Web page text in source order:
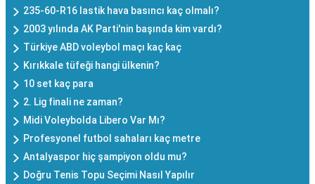
235-60-R16 lastik hava basıncı kaç olmalı?
2003 yılında AK Parti'nin başında kim vardı?
Türkiye ABD voleybol maçı kaç kaç
Kırıkkale tüfeği hangi ülkenin?
10 set kaç para
2. Lig finali ne zaman?
Midi Voleybolda Libero Var Mı?
Profesyonel futbol sahaları kaç metre
Antalyaspor hiç şampiyon oldu mu?
Doğru Tenis Topu Seçimi Nasıl Yapılır